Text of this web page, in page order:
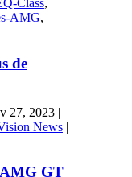
Class,
AMG,
de
27, 2023|
News|
AMG GT